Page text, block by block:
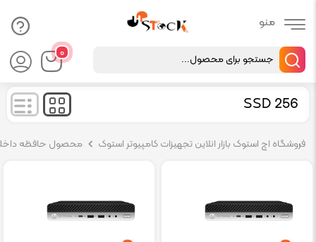
۰
Products
search
256 SSD
فروشگاه اچ استوک بازار انلاین تجهیزات کامپیوتر استوک محصول حافظه